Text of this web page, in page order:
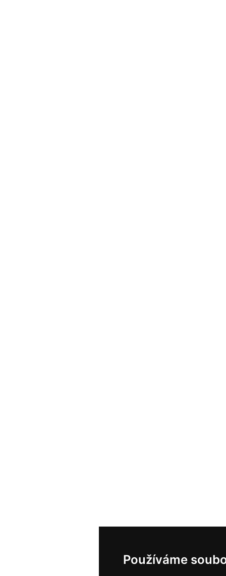
Používáme